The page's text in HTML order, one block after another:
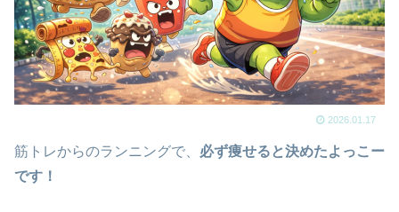
2026.01.17
筋トレからのランニングで、 必ず痩せると決めたよっこー
です！